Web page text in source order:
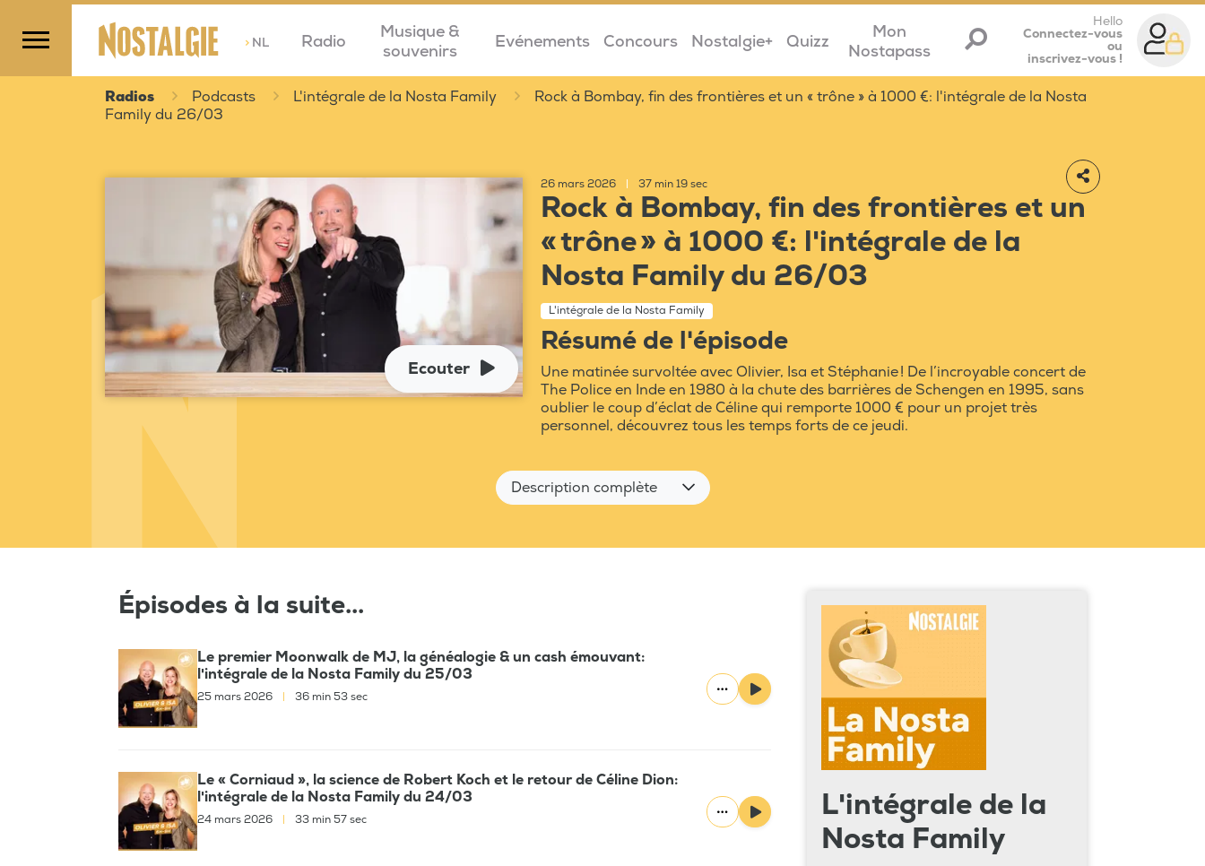
>NL Radio
Musique &
souvenirs
Evénements Concours Nostalgie+ Quizz
Mon
Nostapass
Hello
Connectez-vous
ou
inscrivez-vous !
Radios Podcasts L'intégrale de la Nosta Family
Rock à Bombay, fin des frontières et un « trône » à 1000 €: l'intégrale de la Nosta
Family du 26/03
Ecouter
26 mars 2026 37 min 19 sec
Rock à Bombay, fin des frontières et un
« trône » à 1000 €: l'intégrale de la
Nosta Family du 26/03
L'intégrale de la Nosta Family
Résumé de l'épisode
Une matinée survoltée avec Olivier, Isa et Stéphanie ! De l’incroyable concert de
The Police en Inde en 1980 à la chute des barrières de Schengen en 1995, sans
oublier le coup d’éclat de Céline qui remporte 1000 € pour un projet très
personnel, découvrez tous les temps forts de ce jeudi.
Description complète
Épisodes à la suite...
Le premier Moonwalk de MJ, la généalogie & un cash émouvant:
l'intégrale de la Nosta Family du 25/03
25 mars 2026 36 min 53 sec
Le « Corniaud », la science de Robert Koch et le retour de Céline Dion:
l'intégrale de la Nosta Family du 24/03
24 mars 2026 33 min 57 sec
L'intégrale de la
Nosta Family